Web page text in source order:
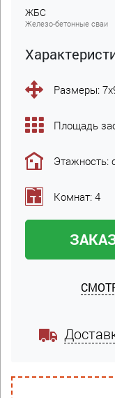
ЖБC
Железо-бетонные сваи
Размеры:
Площадь
Этажность:
Комнат: 4